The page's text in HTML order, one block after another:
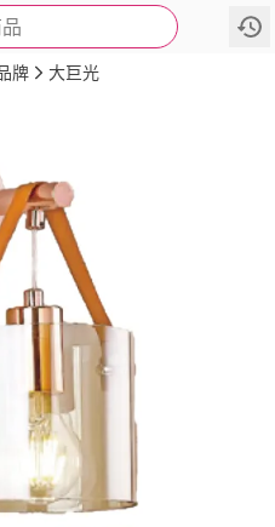
牌 大巨光